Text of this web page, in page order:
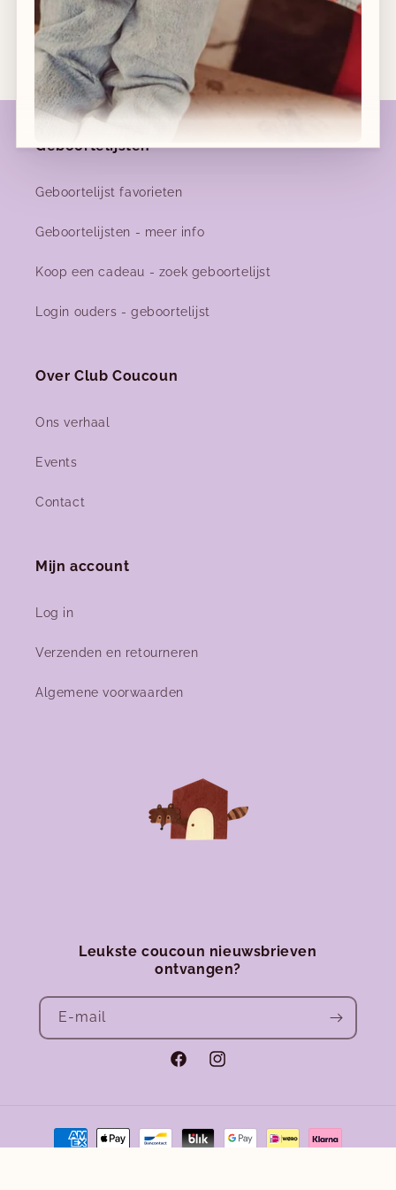
Geboortelijsten
Geboortelijst favorieten
Geboortelijsten - meer info
Koop een cadeau - zoek geboortelijst
Login ouders - geboortelijst
Over Club Coucoun
Ons verhaal
Events
Contact
Mijn account
Log in
Verzenden en retourneren
Algemene voorwaarden
Leukste coucoun nieuwsbrieven
ontvangen?
E‑mail
FacebookInstagram
Betaalmethoden
Nieuwe collecties!
nu ookonline
FacebookInstagram